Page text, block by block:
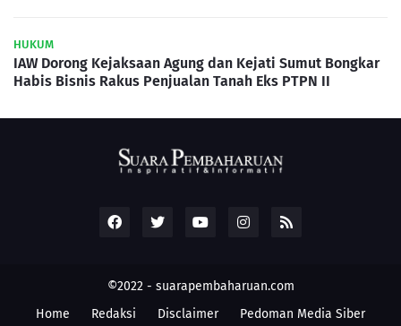
HUKUM
IAW Dorong Kejaksaan Agung dan Kejati Sumut Bongkar
Habis Bisnis Rakus Penjualan Tanah Eks PTPN II
©2022 - suarapembaharuan.com
Home
Redaksi Disclaimer Pedoman Media Siber